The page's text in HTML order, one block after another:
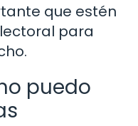
que estén
para
puedo